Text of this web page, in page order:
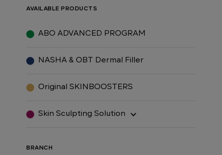
AVAILABLE PRODUCTS
ABO ADVANCED PROGRAM
NASHA & OBT Dermal Filler
Original SKINBOOSTERS
Skin Sculpting Solution
BRANCH